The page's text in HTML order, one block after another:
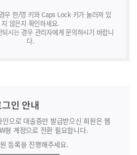
우 한/영 키와 Caps Lock 키가 눌러져 있
지 않은지 확인하세요.
시는 경우 관리자에게 문의하시기 바랍니
다.
인 안내
으로 대출증만 발급받으신 회원은 웹
형 계정으로 전환 필요합니다.
등록을 진행해주세요.